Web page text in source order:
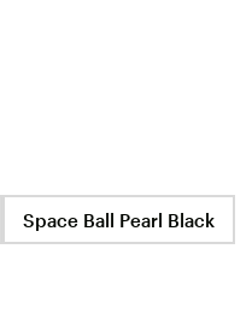
Space Ball Pearl Black